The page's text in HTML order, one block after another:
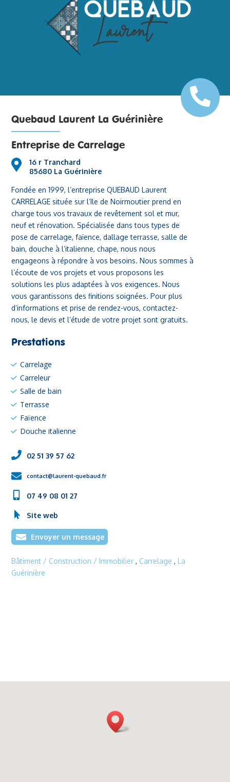
Quebaud Laurent La Guérinière
Entreprise de Carrelage
16 r Tranchard
85680 La Guérinière
Fondée en 1999, l’entreprise QUEBAUD Laurent
CARRELAGE située sur l’Ile de Noirmoutier prend en
charge tous vos travaux de revêtement sol et mur,
neuf et rénovation. Spécialisée dans tous types de
pose de carrelage, faïence, dallage terrasse, salle de
bain, douche à l’italienne, chape, nous nous
engageons à répondre à vos besoins. Nous sommes à
l’écoute de vos projets et vous proposons les
solutions les plus adaptées à vos exigences. Nous
vous garantissons des finitions soignées. Pour plus
d’informations et prise de rendez-vous, contactez-
nous, le devis et l’étude de votre projet sont gratuits.
Prestations
Carrelage
Carreleur
Salle de bain
Terrasse
Faïence
Douche italienne
02 51 39 57 62
contact@laurent-quebaud.fr
07 49 08 01 27
Site web
Envoyer un message
Bâtiment / Construction / Immobilier ,Carrelage ,La
Guérinière